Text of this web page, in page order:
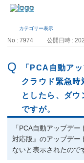
カテゴリー表示
No : 7974 公開日時 :
「PCA自動ア
クラウド緊急時
としたら、ダ
ですが。
「PCA自動アップデ
対応版』のアップデー
ないと表示されたので